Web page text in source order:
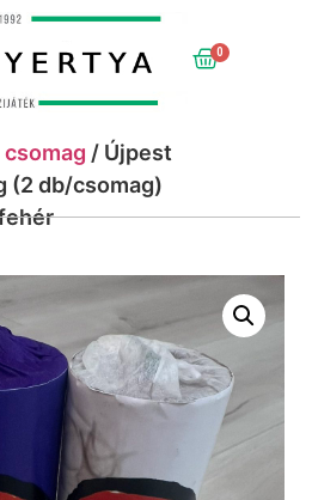
0
/ Újpest
(2 db/csomag)